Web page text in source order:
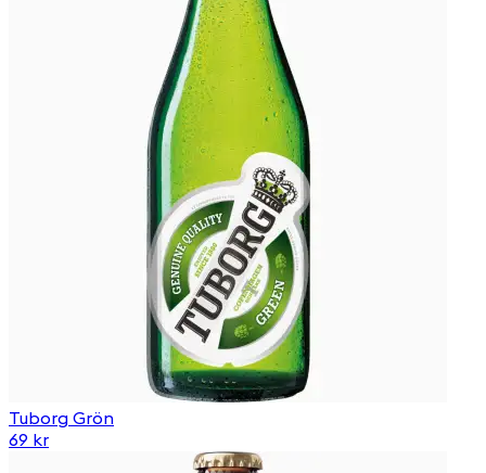
Tuborg Grön
69 kr